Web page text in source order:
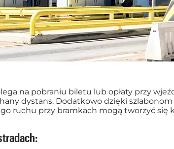
na pobraniu biletu lub opłaty przy
dystans. Dodatkowo dzięki szlabonom
ruchu przy bramkach mogą tworzyć się